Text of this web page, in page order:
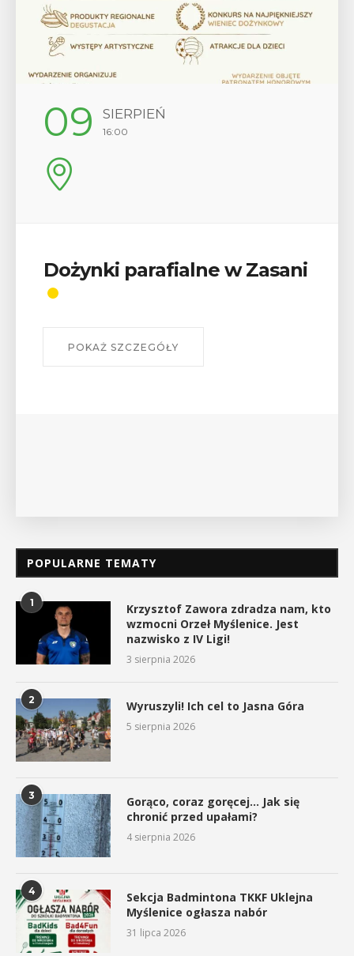
12 SIERPIEŃ
17:00
Wykład „Jak zdobyć
odznaki na myślenickich
W środę 12 sierpnia o godz. 17 w Miejskiej
POPULARNE TEMATY
1
Krzysztof Zawora zdradza nam, kto
wzmocni Orzeł Myślenice. Jest
nazwisko z IV Ligi!
3 sierpnia 2026
2 Wyruszyli! Ich cel to Jasna Góra
5 sierpnia 2026
3
Gorąco, coraz goręcej… Jak się
chronić przed upałami?
4 sierpnia 2026
4
Sekcja Badmintona TKKF Uklejna
Myślenice ogłasza nabór
31 lipca 2026